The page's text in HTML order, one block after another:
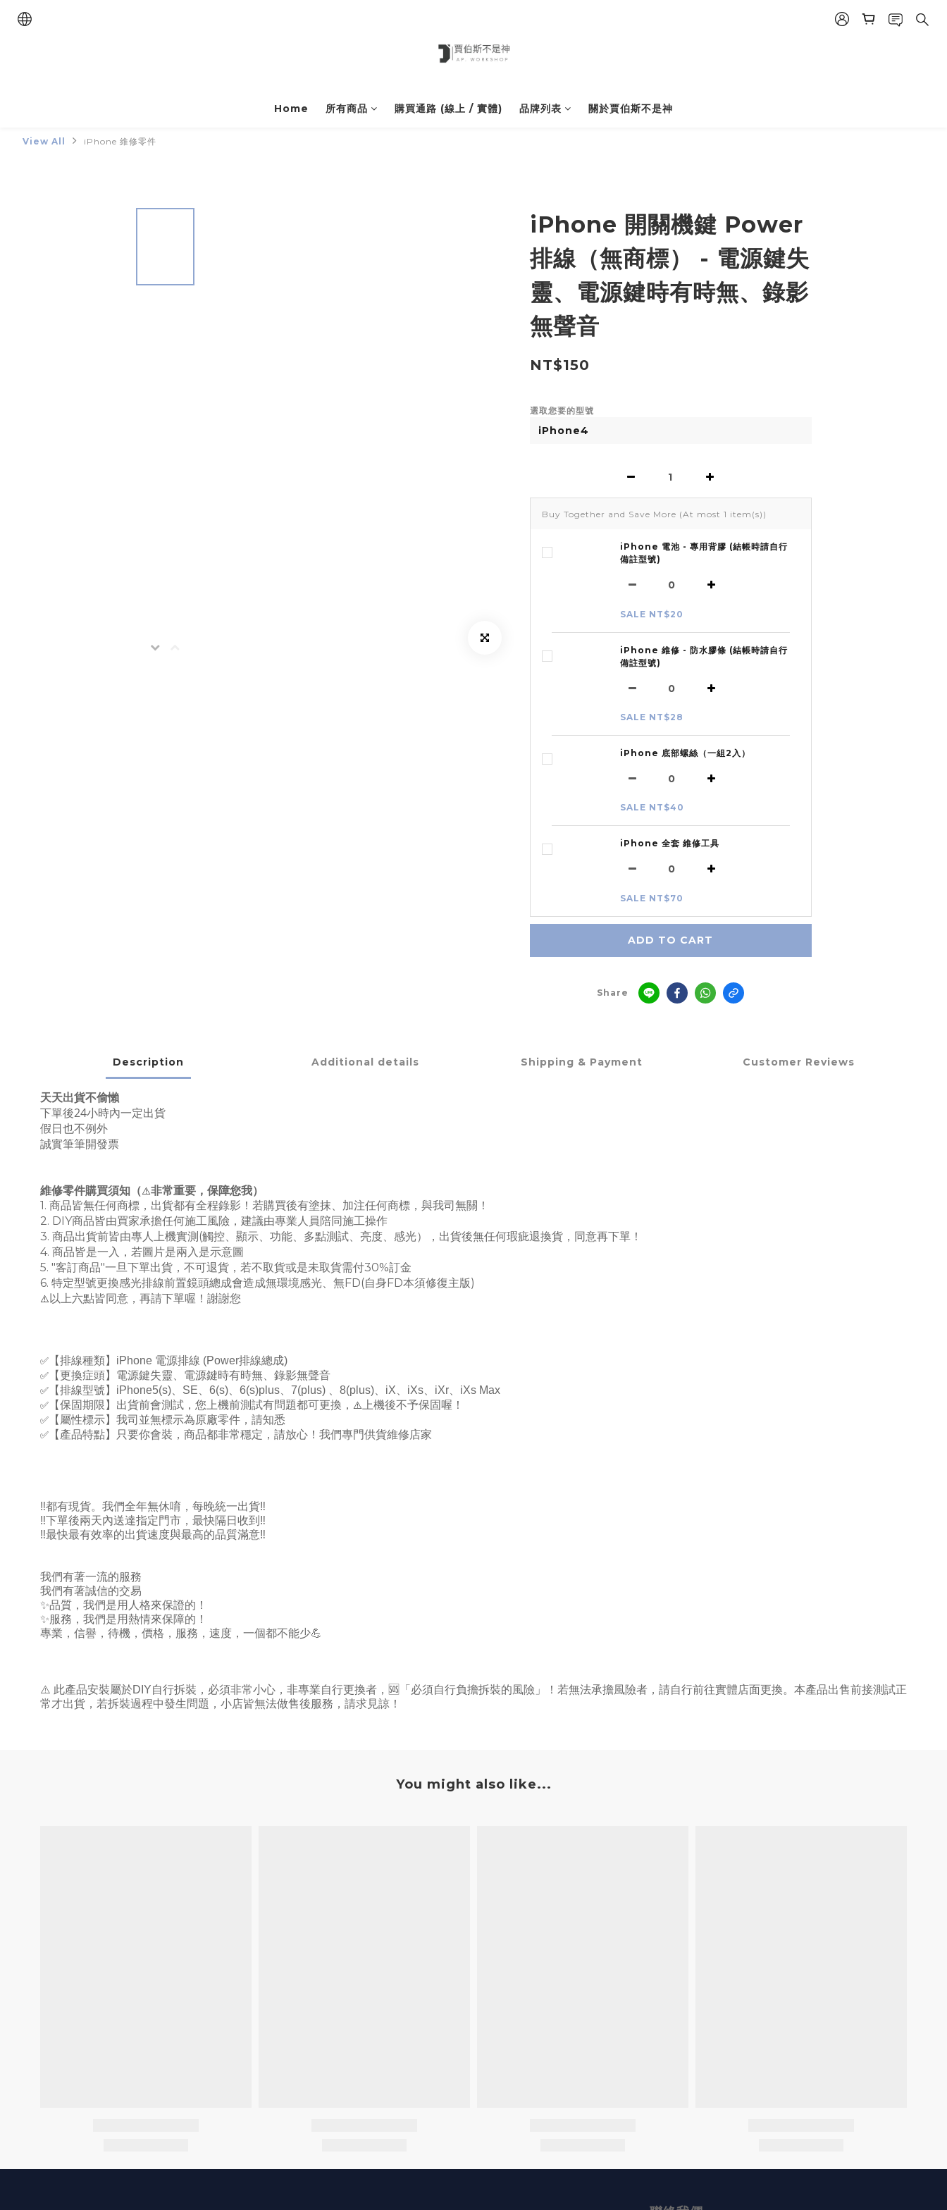
Home 所有商品 購買通路 (線上 / 實體) 品牌列表 關於賈伯斯不是神
View All iPhone 維修零件
iPhone 開關機鍵 Power
排線（無商標） - 電源鍵失
靈、電源鍵時有時無、錄影
無聲音
NT$150
選取您要的型號
Buy Together and Save More (At most 1 item(s))
iPhone 電池 - 專用背膠 (結帳時請自行
備註型號)
SALE NT$20
iPhone 維修 - 防水膠條 (結帳時請自行
備註型號)
SALE NT$28
iPhone 底部螺絲（一組2入）
SALE NT$40
iPhone 全套 維修工具
SALE NT$70
ADD TO CART
Share
Description Additional details Shipping & Payment Customer Reviews
天天出貨不偷懶
下單後24小時內一定出貨
假日也不例外
誠實筆筆開發票
維修零件購買須知（⚠️非常重要，保障您我）
1. 商品皆無任何商標，出貨都有全程錄影！若購買後有塗抹、加注任何商標，與我司無關！
2. DIY商品皆由買家承擔任何施工風險，建議由專業人員陪同施工操作
3. 商品出貨前皆由專人上機實測(觸控、顯示、功能、多點測試、亮度、感光），出貨後無任何瑕疵退換貨，同意再下單！
4. 商品皆是一入，若圖片是兩入是示意圖
5. "客訂商品"一旦下單出貨，不可退貨，若不取貨或是未取貨需付30%訂金
6. 特定型號更換感光排線前置鏡頭總成會造成無環境感光、無FD(自身FD本須修復主版)
⚠️以上六點皆同意，再請下單喔！謝謝您
✅ 【排線種類】 iPhone 電源排線 (Power排線總成)
✅ 【更換症頭】電源鍵失靈、電源鍵時有時無、錄影無聲音
✅ 【排線型號】 iPhone5(s) SE 6(s) 6(s)plus 7(plus) 8(plus) iX iXs iXr iXs Max
✅ 【保固期限】出貨前會測試，您上機前測試有問題都可更換， ⚠️ 上機後不予保固喔！
✅ 【屬性標示】我司並無標示為原廠零件，請知悉
✅ 【產品特點】只要你會裝，商品都非常穩定，請放心！我們專門供貨維修店家
‼️都有現貨。我們全年無休唷，每晚統一出貨‼️
‼️下單後兩天內送達指定門市，最快隔日收到 ‼️
‼️最快最有效率的出貨速度與最高的品質滿意‼️
我們有著一流的服務
我們有著誠信的交易
✨品質，我們是用人格來保證的！
✨服務，我們是用熱情來保障的！
專業，信譽，待機，價格，服務，速度，一個都不能少💪
⚠ 此產品安裝屬於DIY自行拆裝，必須非常小心，非專業自行更換者， 🆘 「必須自行負擔拆裝的風險」！若無法承擔風險者，請自行前往實體店面更換。本產品出售前接測試正
常才出貨，若拆裝過程中發生問題，小店皆無法做售後服務，請求見諒！
You might also like...